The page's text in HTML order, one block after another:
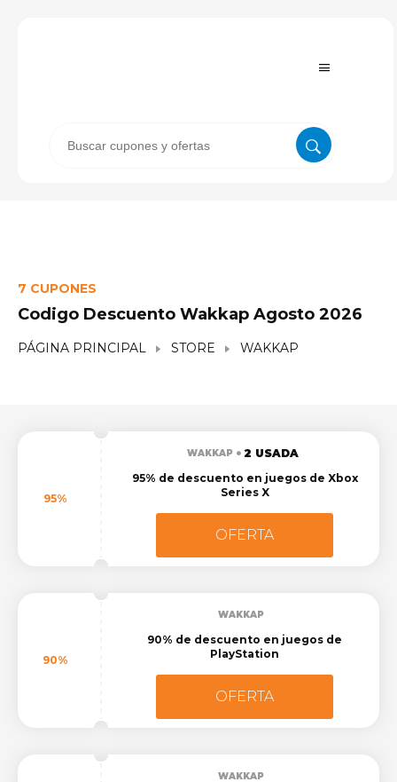
7 CUPONES
Codigo Descuento Wakkap Agosto 2026
PÁGINA PRINCIPAL STORE WAKKAP
95%
WAKKAP
2 USADA
95% de descuento en juegos de Xbox
Series X
OFERTA
90%
WAKKAP
90% de descuento en juegos de
PlayStation
OFERTA
WAKKAP